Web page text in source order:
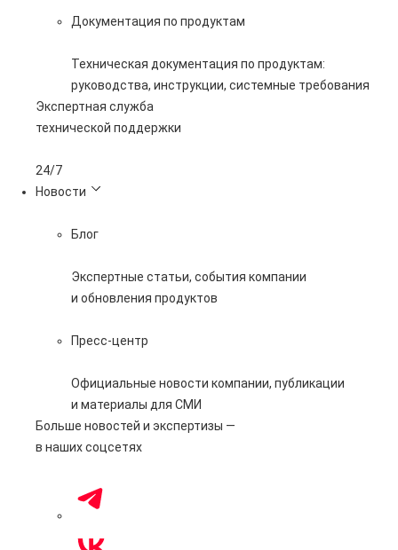
Документация по продуктам
Техническая документация по продуктам:
руководства, инструкции, системные требования
Экспертная служба
технической поддержки
24/7
Новости
Блог
Экспертные статьи, события компании
и обновления продуктов
Пресс-центр
Официальные новости компании, публикации
и материалы для СМИ
Больше новостей и экспертизы —
в наших соцсетях